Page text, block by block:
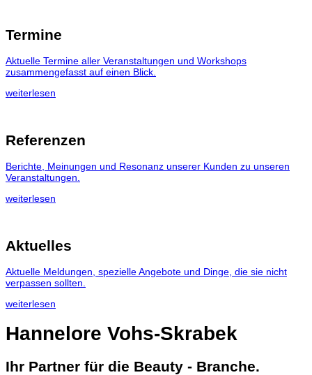
Termine
Aktuelle Termine aller Veranstaltungen und Workshops
zusammengefasst auf einen Blick.
weiterlesen
Referenzen
Berichte, Meinungen und Resonanz unserer Kunden zu unseren
Veranstaltungen.
weiterlesen
Aktuelles
Aktuelle Meldungen, spezielle Angebote und Dinge, die sie nicht
verpassen sollten.
weiterlesen
Hannelore Vohs-Skrabek
Ihr Partner für die Beauty - Branche.